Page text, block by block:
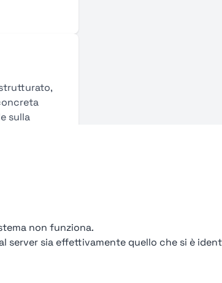
non funziona.
server sia effettivamente quello che si è
sulla